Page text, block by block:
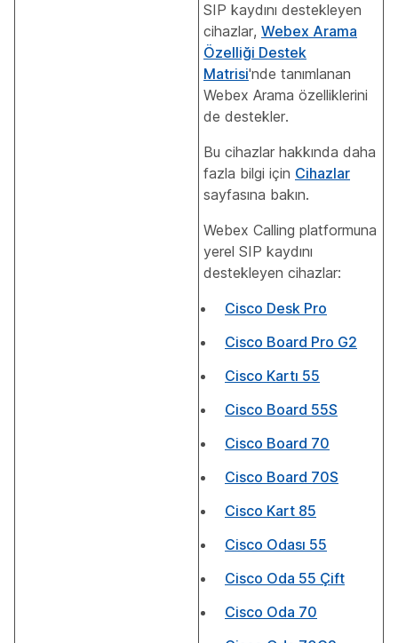
SIP kaydını destekleyen
cihazlar, Webex Arama
Özelliği Destek
Matrisi'nde tanımlanan
Webex Arama özelliklerini
de destekler.
Bu cihazlar hakkında daha
fazla bilgi için Cihazlar
sayfasına bakın.
Webex Calling platformuna
yerel SIP kaydını
destekleyen cihazlar:
Cisco Desk Pro
Cisco Board Pro G2
Cisco Kartı 55
Cisco Board 55S
Cisco Board 70
Cisco Board 70S
Cisco Kart 85
Cisco Odası 55
Cisco Oda 55 Çift
Cisco Oda 70